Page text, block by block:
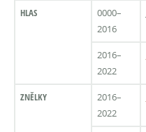
HLAS
0000–
2016
2016–
2022
ZNĚLKY
2016–
2022